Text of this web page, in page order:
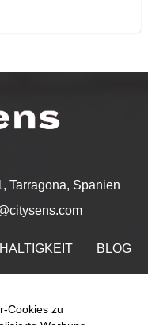
Tarragona, Spanien
BLOG
Cookies zu